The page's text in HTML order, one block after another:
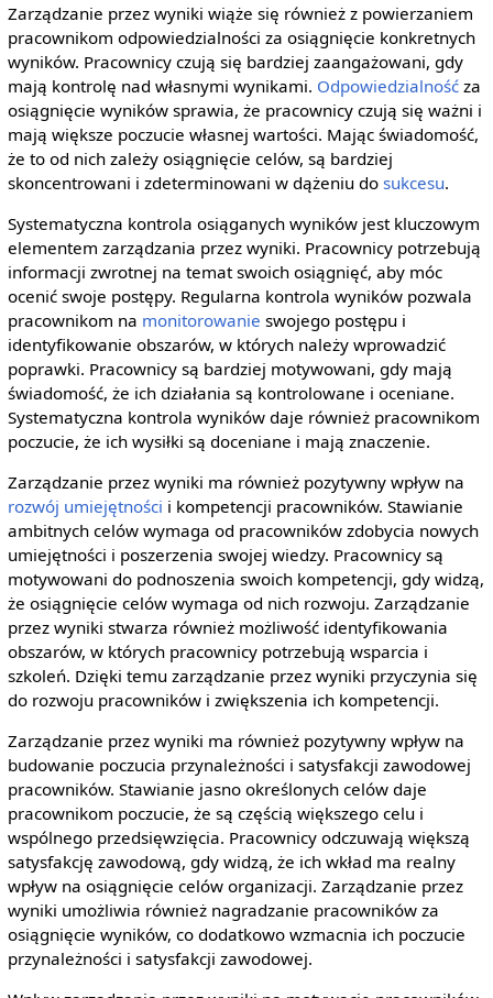
Zarządzanie przez wyniki wiąże się również z powierzaniem
pracownikom odpowiedzialności za osiągnięcie konkretnych
wyników. Pracownicy czują się bardziej zaangażowani, gdy
mają kontrolę nad własnymi wynikami. Odpowiedzialnośćza
osiągnięcie wyników sprawia, że pracownicy czują się ważni i
mają większe poczucie własnej wartości. Mając świadomość,
że to od nich zależy osiągnięcie celów, są bardziej
skoncentrowani i zdeterminowani w dążeniu do sukcesu.
Systematyczna kontrola osiąganych wyników jest kluczowym
elementem zarządzania przez wyniki. Pracownicy potrzebują
informacji zwrotnej na temat swoich osiągnięć, aby móc
ocenić swoje postępy. Regularna kontrola wyników pozwala
pracownikom na monitorowanie swojego postępu i
identyfikowanie obszarów, w których należy wprowadzić
poprawki. Pracownicy są bardziej motywowani, gdy mają
świadomość, że ich działania są kontrolowane i oceniane.
Systematyczna kontrola wyników daje również pracownikom
poczucie, że ich wysiłki są doceniane i mają znaczenie.
Zarządzanie przez wyniki ma również pozytywny wpływ na
rozwój umiejętności i kompetencji pracowników. Stawianie
ambitnych celów wymaga od pracowników zdobycia nowych
umiejętności i poszerzenia swojej wiedzy. Pracownicy są
motywowani do podnoszenia swoich kompetencji, gdy widzą,
że osiągnięcie celów wymaga od nich rozwoju. Zarządzanie
przez wyniki stwarza również możliwość identyfikowania
obszarów, w których pracownicy potrzebują wsparcia i
szkoleń. Dzięki temu zarządzanie przez wyniki przyczynia się
do rozwoju pracowników i zwiększenia ich kompetencji.
Zarządzanie przez wyniki ma również pozytywny wpływ na
budowanie poczucia przynależności i satysfakcji zawodowej
pracowników. Stawianie jasno określonych celów daje
pracownikom poczucie, że są częścią większego celu i
wspólnego przedsięwzięcia. Pracownicy odczuwają większą
satysfakcję zawodową, gdy widzą, że ich wkład ma realny
wpływ na osiągnięcie celów organizacji. Zarządzanie przez
wyniki umożliwia również nagradzanie pracowników za
osiągnięcie wyników, co dodatkowo wzmacnia ich poczucie
przynależności i satysfakcji zawodowej.